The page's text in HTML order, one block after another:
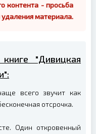
контента - просьба
удаления материала.
"Дивицкая
всего звучит как
отсрочка.
Один откровенный